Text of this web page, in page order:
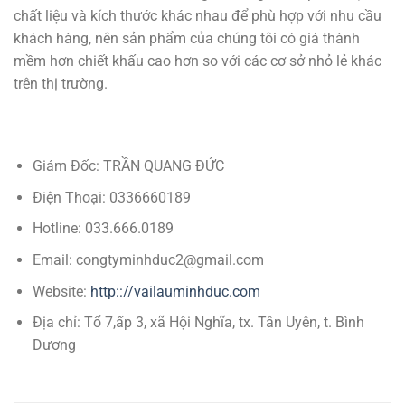
chất liệu và kích thước khác nhau để phù hợp với nhu cầu
khách hàng, nên sản phẩm của chúng tôi có giá thành
mềm hơn chiết khấu cao hơn so với các cơ sở nhỏ lẻ khác
trên thị trường.
Giám Đốc: TRẦN QUANG ĐỨC
Điện Thoại: 0336660189
Hotline: 033.666.0189
Email: congtyminhduc2@gmail.com
Website: http:://vailauminhduc.com
Địa chỉ: Tổ 7,ấp 3, xã Hội Nghĩa, tx. Tân Uyên, t. Bình
Dương